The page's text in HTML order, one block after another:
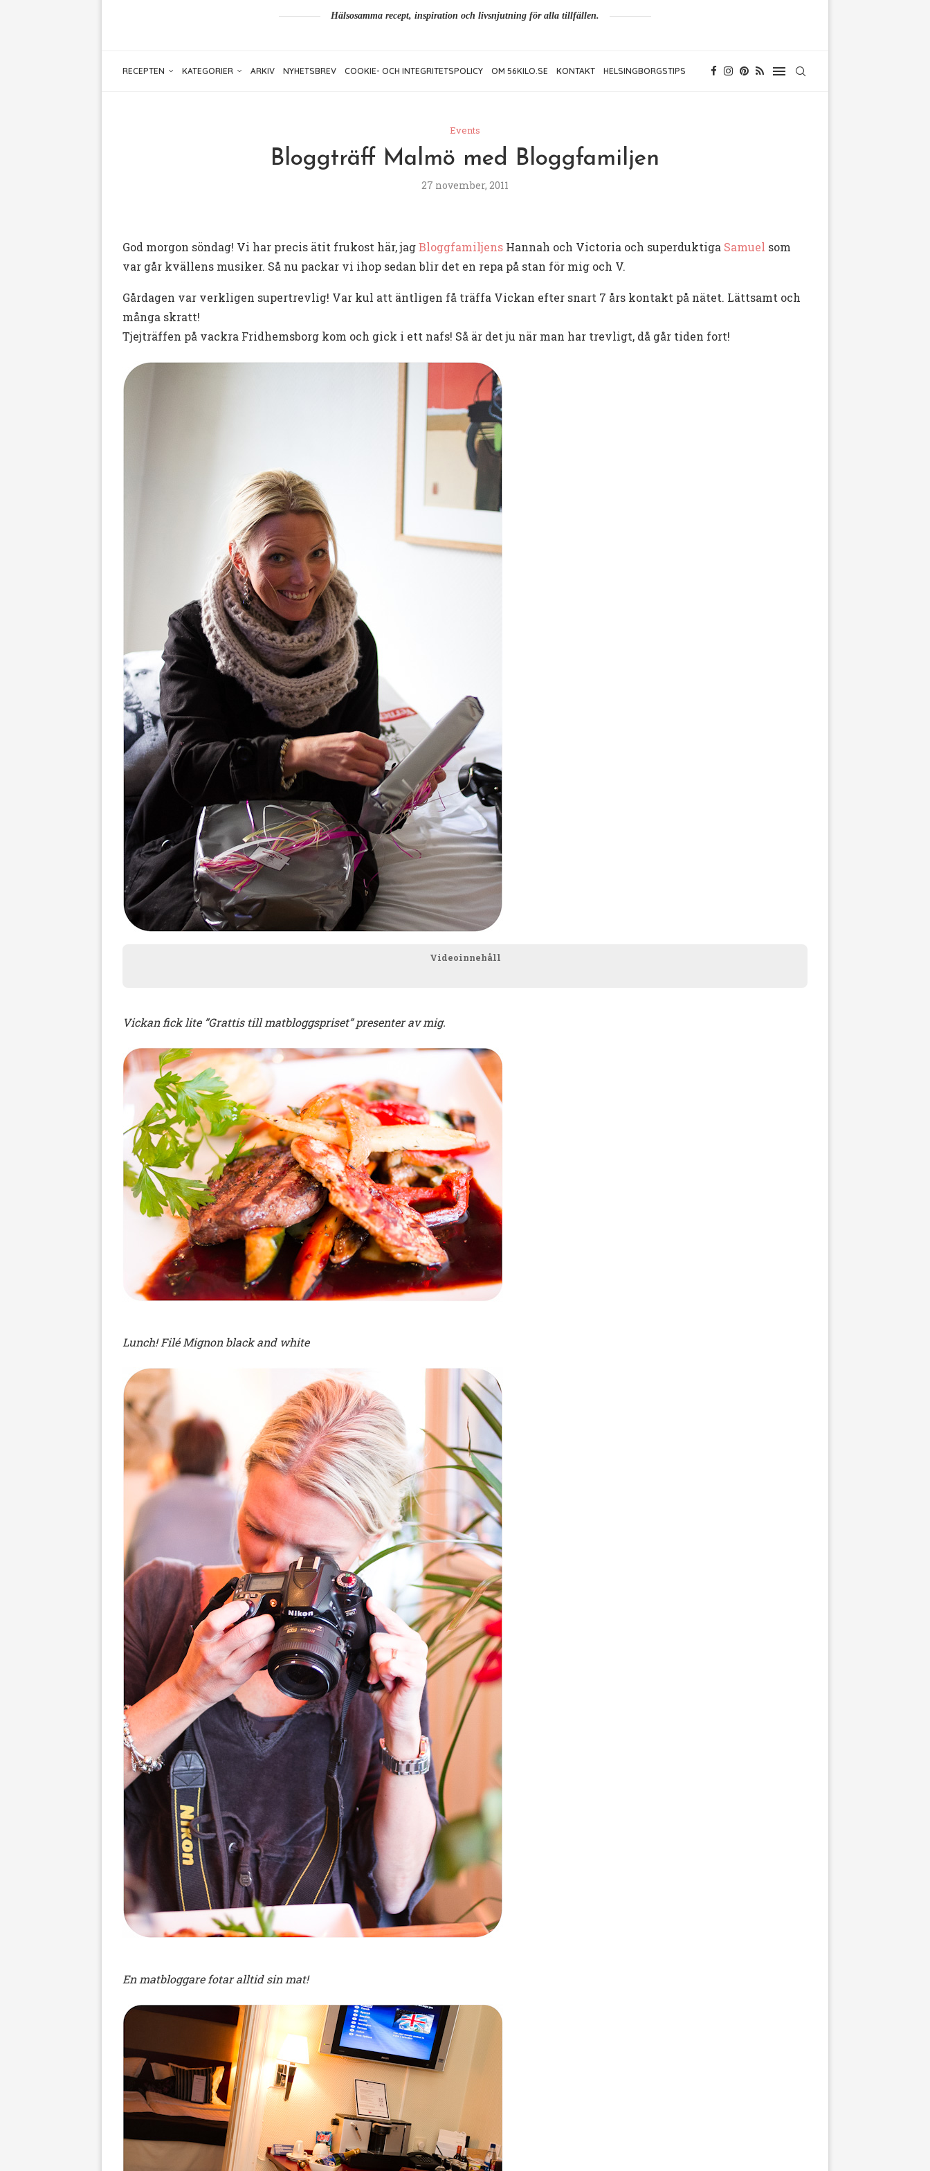
Hälsosamma recept, inspiration och livsnjutning för alla tillfällen.
RECEPTEN KATEGORIER ARKIV NYHETSBREV COOKIE- OCH INTEGRITETSPOLICY OM 56KILO.SE KONTAKT HELSINGBORGSTIPS
Events
Bloggträff Malmö med Bloggfamiljen
27 november, 2011
God morgon söndag! Vi har precis ätit frukost här, jagBloggfamiljens Hannah och Victoria och superduktiga Samuel som
var går kvällens musiker. Så nu packar vi ihop sedan blir det en repa på stan för mig och V.
Gårdagen var verkligen supertrevlig! Var kul att äntligen få träffa Vickan efter snart 7 års kontakt på nätet. Lättsamt och
många skratt!
Tjejträffen på vackra Fridhemsborg kom och gick i ett nafs! Så är det ju när man har trevligt, då går tiden fort!
Videoinnehåll
Vickan fick lite ”Grattis till matbloggspriset” presenter av mig.
Lunch! Filé Mignon black and white
En matbloggare fotar alltid sin mat!